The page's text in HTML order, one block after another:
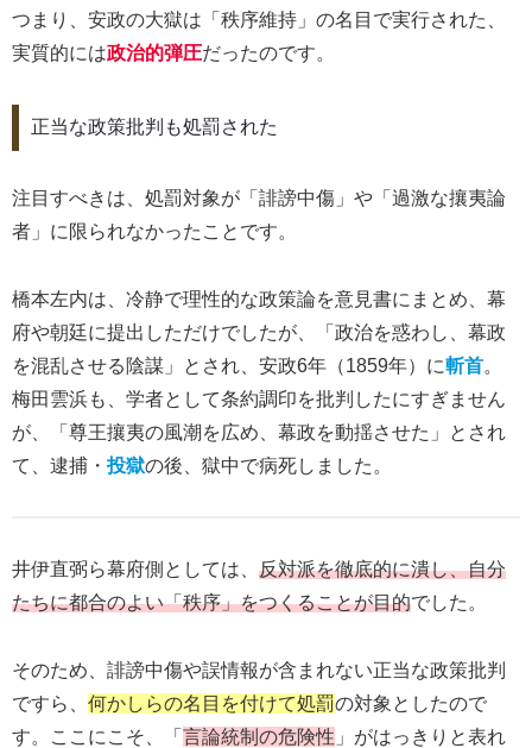
つまり、安政の大獄は「秩序維持」の名目で実行された、
実質的には政治的弾圧だったのです。
正当な政策批判も処罰された
注目すべきは、処罰対象が「誹謗中傷」や「過激な攘夷論
者」に限られなかったことです。
橋本左内は、冷静で理性的な政策論を意見書にまとめ、幕
府や朝廷に提出しただけでしたが、「政治を惑わし、幕政
を混乱させる陰謀」とされ、安政6年（1859年）に斬首。
梅田雲浜も、学者として条約調印を批判したにすぎません
が、「尊王攘夷の風潮を広め、幕政を動揺させた」とされ
て、逮捕・投獄の後、獄中で病死しました。
井伊直弼ら幕府側としては、 反対派を徹底的に潰し、自分
たちに都合のよい「秩序」をつくることが目的でした。
そのため、誹謗中傷や誤情報が含まれない正当な政策批判
ですら、 何かしらの名目を付けて処罰の対象としたので
す。ここにこそ、「 言論統制の危険性 」がはっきりと表れ